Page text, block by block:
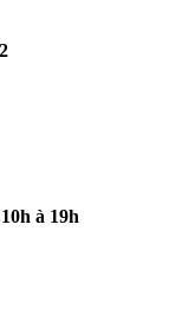
à 19h